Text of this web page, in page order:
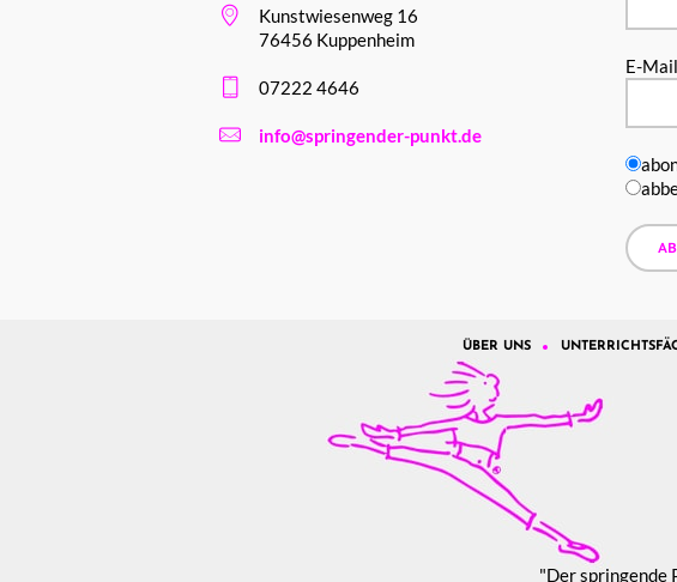
Kunstwiesenweg 16
76456 Kuppenheim
07222 4646
info@springender-punkt.de
E-
ÜBER UNS
"Der springende